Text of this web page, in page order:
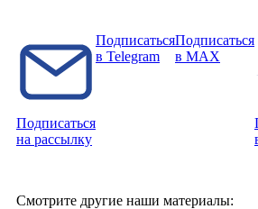
Подписаться
на рассылку
Подписаться
в Telegram
Подписаться
в MAX
Смотрите другие наши материалы: